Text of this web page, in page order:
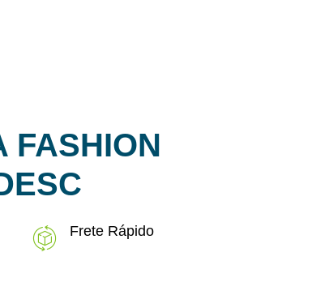
FASHION
Frete Rápido